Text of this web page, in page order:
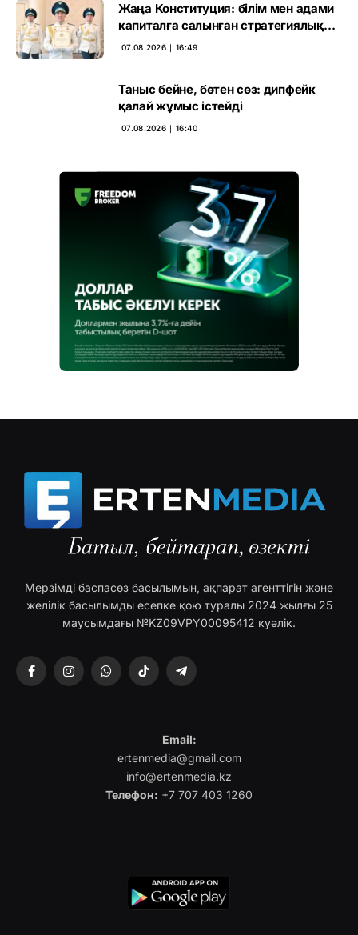
Жаңа Конституция: білім мен адами
капиталға салынған стратегиялық
негіз
07.08.2026 ∣ 16:49
Таныс бейне, бөтен сөз: дипфейк
қалай жұмыс істейді
07.08.2026 ∣ 16:40
Мерзімді баспасөз басылымын, ақпарат агенттігін және
желілік басылымды есепке қою туралы 2024 жылғы 25
маусымдағы №KZ09VPY00095412 куәлік.
FacebookInstagramWhatsAppTikTok Telegram
Email:
ertenmedia@gmail.com
info@ertenmedia.kz
Телефон: +7 707 403 1260